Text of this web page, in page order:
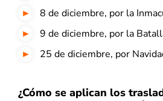
8 de diciembre, por la
9 de diciembre, por la
25 de diciembre, por
¿Cómo se aplican los